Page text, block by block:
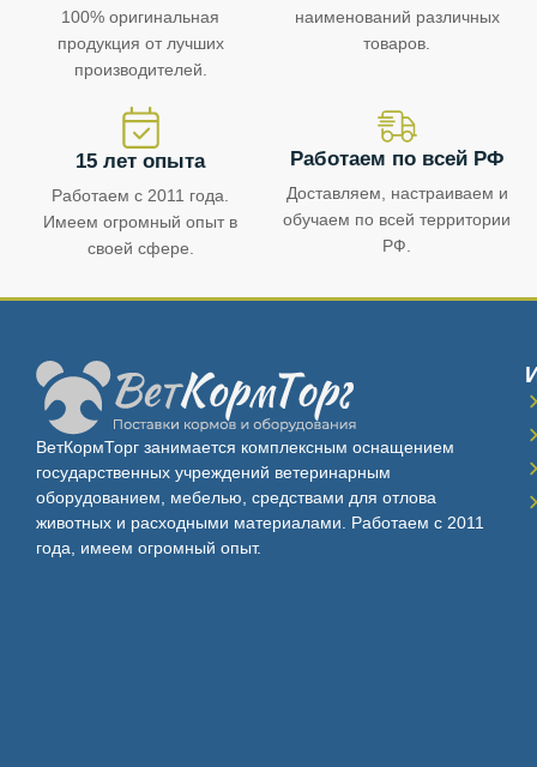
100% оригинальная
продукция от лучших
производителей.
наименований различных
товаров.
15 лет опыта
Работаем с 2011 года.
Имеем огромный опыт в
своей сфере.
Работаем по всей РФ
Доставляем, настраиваем и
обучаем по всей территории
РФ.
ВетКормТорг занимается комплексным оснащением
государственных учреждений ветеринарным
оборудованием, мебелью, средствами для отлова
животных и расходными материалами. Работаем с 2011
года, имеем огромный опыт.